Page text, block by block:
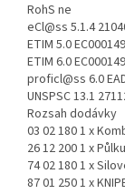
RohS ne
eCl@ss 5.1.4
ETIM 5.0 EC000149
ETIM 6.0 EC000149
proficl@ss 6.0
UNSPSC 13.1
Rozsah dodávky
03 02 180 1 x
26 12 200 1 x
74 02 180 1 x
87 01 250 1 x